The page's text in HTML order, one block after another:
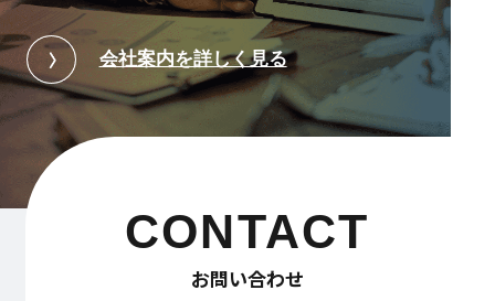
会社案内を詳しく見る
CONTACT
お問い合わせ